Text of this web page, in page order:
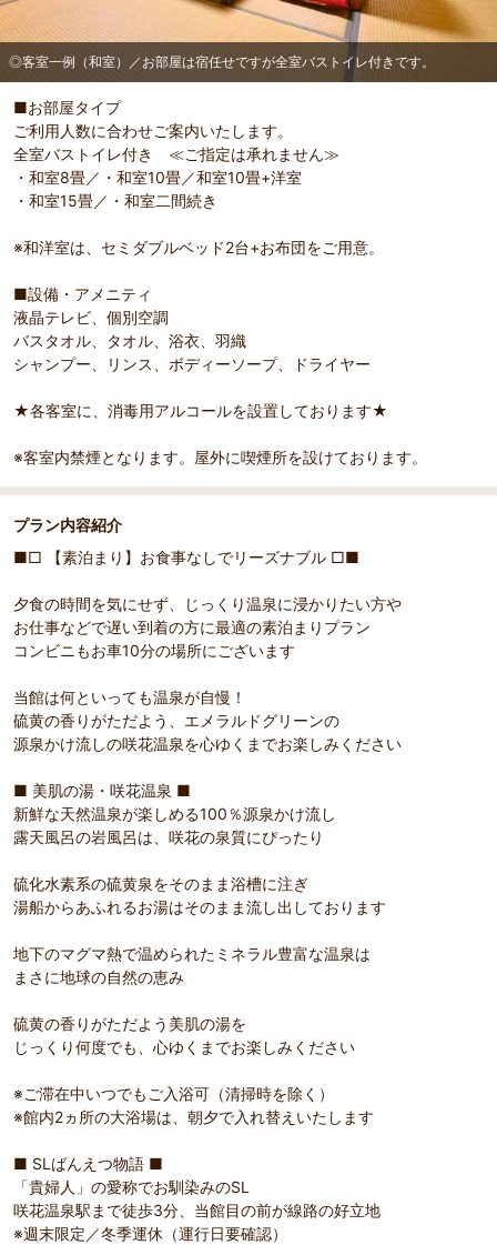
◎客室一例（和室）／お部屋は宿任せですが全室バストイレ付きです。
■お部屋タイプ
ご利用人数に合わせご案内いたします。
全室バストイレ付き ≪ご指定は承れません≫
・和室8畳／・和室10畳／和室10畳+洋室
・和室15畳／・和室二間続き
※和洋室は、セミダブルベッド2台+お布団をご用意。
■設備・アメニティ
液晶テレビ、個別空調
バスタオル、タオル、浴衣、羽織
シャンプー、リンス、ボディーソープ、ドライヤー
★各客室に、消毒用アルコールを設置しております★
※客室内禁煙となります。屋外に喫煙所を設けております。
プラン内容紹介
■□ 【素泊まり】お食事なしでリーズナブル □■
夕食の時間を気にせず、じっくり温泉に浸かりたい方や
お仕事などで遅い到着の方に最適の素泊まりプラン
コンビニもお車10分の場所にございます
当館は何といっても温泉が自慢！
硫黄の香りがただよう、エメラルドグリーンの
源泉かけ流しの咲花温泉を心ゆくまでお楽しみください
■ 美肌の湯・咲花温泉 ■
新鮮な天然温泉が楽しめる100％源泉かけ流し
露天風呂の岩風呂は、咲花の泉質にぴったり
硫化水素系の硫黄泉をそのまま浴槽に注ぎ
湯船からあふれるお湯はそのまま流し出しております
地下のマグマ熱で温められたミネラル豊富な温泉は
まさに地球の自然の恵み
硫黄の香りがただよう美肌の湯を
じっくり何度でも、心ゆくまでお楽しみください
※ご滞在中いつでもご入浴可（清掃時を除く）
※館内2ヵ所の大浴場は、朝夕で入れ替えいたします
■ SLばんえつ物語 ■
「貴婦人」の愛称でお馴染みのSL
咲花温泉駅まで徒歩3分、当館目の前が線路の好立地
※週末限定／冬季運休（運行日要確認）
部屋詳細
◎客室一例（和室）／お部屋は宿任せですが全室バスト
イレ付きです。